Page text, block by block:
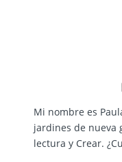
Mi nombre es
jardines de nueva
lectura y Crear.